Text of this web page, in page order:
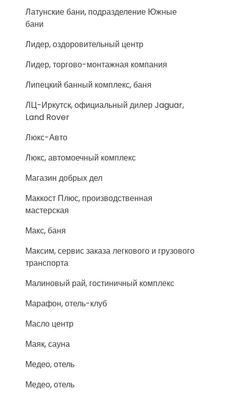
Латунские бани, подразделение Южные
бани
Лидер, оздоровительный центр
Лидер, торгово-монтажная компания
Липецкий банный комплекс, баня
ЛЦ-Иркутск, официальный дилер Jaguar,
Land Rover
Люкс-Авто
Люкс, автомоечный комплекс
Магазин добрых дел
Маккост Плюс, производственная
мастерская
Макс, баня
Максим, сервис заказа легкового и грузового
транспорта
Малиновый рай, гостиничный комплекс
Марафон, отель-клуб
Масло центр
Маяк, сауна
Медео, отель
Медео, отель